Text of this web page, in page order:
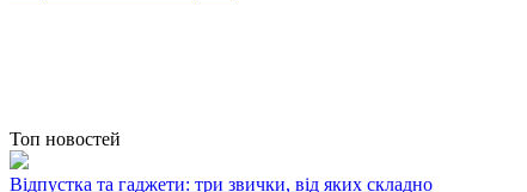
Топ новостей
Відпустка та гаджети: три звички, від яких складно